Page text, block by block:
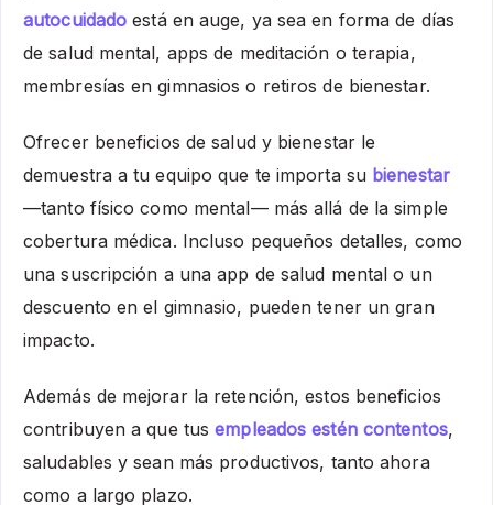
autocuidado está en auge, ya sea en forma de días
de salud mental, apps de meditación o terapia,
membresías en gimnasios o retiros de bienestar.
Ofrecer beneficios de salud y bienestar le
demuestra a tu equipo que te importa su bienestar
—tanto físico como mental— más allá de la simple
cobertura médica. Incluso pequeños detalles, como
una suscripción a una app de salud mental o un
descuento en el gimnasio, pueden tener un gran
impacto.
Además de mejorar la retención, estos beneficios
contribuyen a que tusempleados estén contentos,
saludables y sean más productivos, tanto ahora
como a largo plazo.